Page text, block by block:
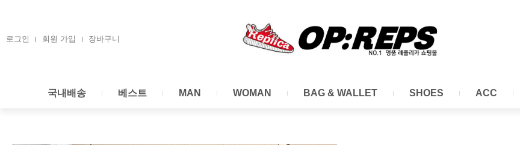
츠로그인 회원 가입 장바구니
국내배송 베스트 MAN WOMAN BAG & WALLET SHOES ACC